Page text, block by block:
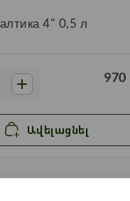
4" 0,5 л
970
Ավելացնել